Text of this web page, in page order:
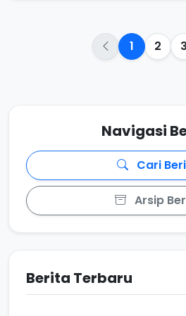
1 2 3
Navigasi
Cari
Arsip
Berita Terbaru